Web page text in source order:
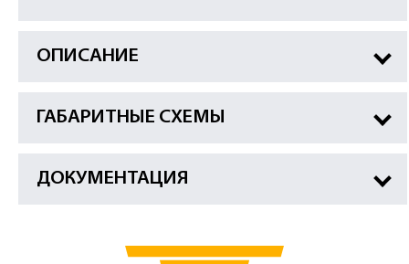
ОПИСАНИЕ
ГАБАРИТНЫЕ СХЕМЫ
ДОКУМЕНТАЦИЯ